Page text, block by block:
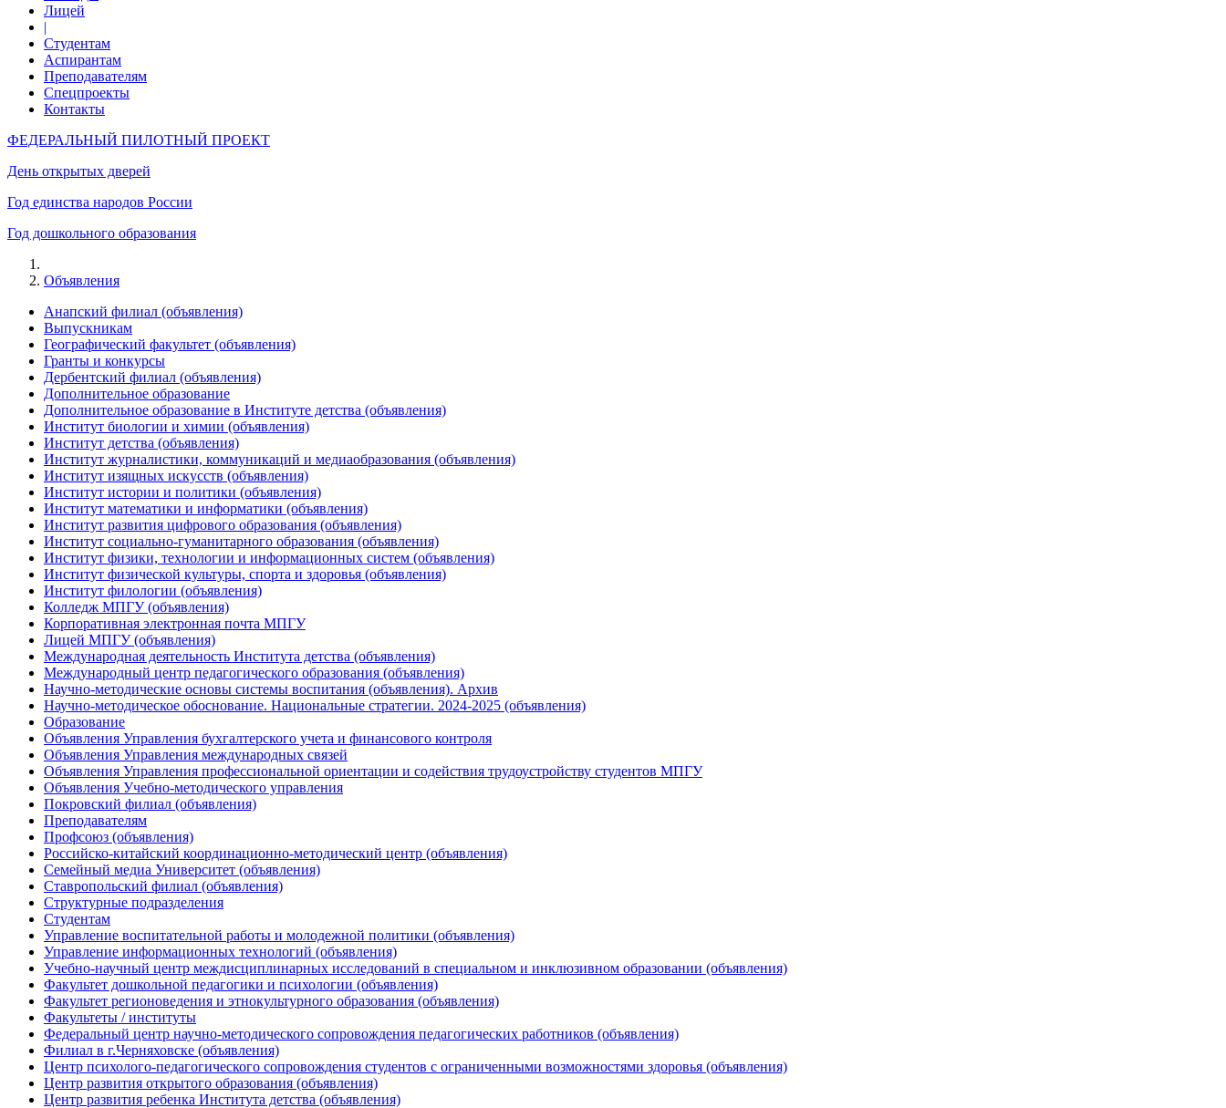
Лицей
|
Студентам
Аспирантам
Преподавателям
Спецпроекты
Контакты
ФЕДЕРАЛЬНЫЙ ПИЛОТНЫЙ ПРОЕКТ
День открытых дверей
Год единства народов России
Год дошкольного образования
Объявления
Анапский филиал (объявления)
Выпускникам
Географический факультет (объявления)
Гранты и конкурсы
Дербентский филиал (объявления)
Дополнительное образование
Дополнительное образование в Институте детства (объявления)
Институт биологии и химии (объявления)
Институт детства (объявления)
Институт журналистики, коммуникаций и медиаобразования (объявления)
Институт изящных искусств (объявления)
Институт истории и политики (объявления)
Институт математики и информатики (объявления)
Институт развития цифрового образования (объявления)
Институт социально-гуманитарного образования (объявления)
Институт физики, технологии и информационных систем (объявления)
Институт физической культуры, спорта и здоровья (объявления)
Институт филологии (объявления)
Колледж МПГУ (объявления)
Корпоративная электронная почта МПГУ
Лицей МПГУ (объявления)
Международная деятельность Института детства (объявления)
Международный центр педагогического образования (объявления)
Научно-методические основы системы воспитания (объявления). Архив
Научно-методическое обоснование. Национальные стратегии. 2024-2025 (объявления)
Образование
Объявления Управления бухгалтерского учета и финансового контроля
Объявления Управления международных связей
Объявления Управления профессиональной ориентации и содействия трудоустройству студентов МПГУ
Объявления Учебно-методического управления
Покровский филиал (объявления)
Преподавателям
Профсоюз (объявления)
Российско-китайский координационно-методический центр (объявления)
Семейный медиа Университет (объявления)
Ставропольский филиал (объявления)
Структурные подразделения
Студентам
Управление воспитательной работы и молодежной политики (объявления)
Управление информационных технологий (объявления)
Учебно-научный центр междисциплинарных исследований в специальном и инклюзивном образовании (объявления)
Факультет дошкольной педагогики и психологии (объявления)
Факультет регионоведения и этнокультурного образования (объявления)
Факультеты / институты
Федеральный центр научно-методического сопровождения педагогических работников (объявления)
Филиал в г.Черняховске (объявления)
Центр психолого-педагогического сопровождения студентов с ограниченными возможностями здоровья (объявления)
Центр развития открытого образования (объявления)
Центр развития ребенка Института детства (объявления)